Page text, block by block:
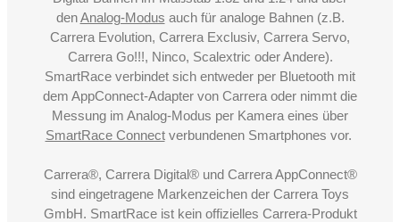
denAnalog-Modus auch für analoge Bahnen (z.B.
Carrera Evolution, Carrera Exclusiv, Carrera Servo,
Carrera Go!!!, Ninco, Scalextric oder Andere).
SmartRace verbindet sich entweder per Bluetooth mit
dem AppConnect-Adapter von Carrera oder nimmt die
Messung im Analog-Modus per Kamera eines über
SmartRace Connectverbundenen Smartphones vor.
Carrera®, Carrera Digital® und Carrera AppConnect®
sind eingetragene Markenzeichen der Carrera Toys
GmbH. SmartRace ist kein offizielles Carrera-Produkt